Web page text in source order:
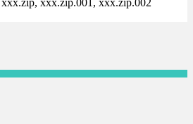
xxx.zip.001, xxx.zip.002